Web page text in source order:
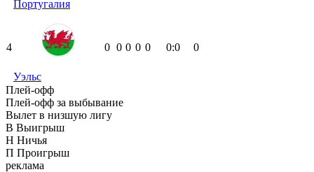
Португалия
4
Уэльс
0 0 0 0 0 0:0 0
Плей-офф
Плей-офф за выбывание
Вылет в низшую лигу
В Выигрыш
Н Ничья
П Проигрыш
реклама